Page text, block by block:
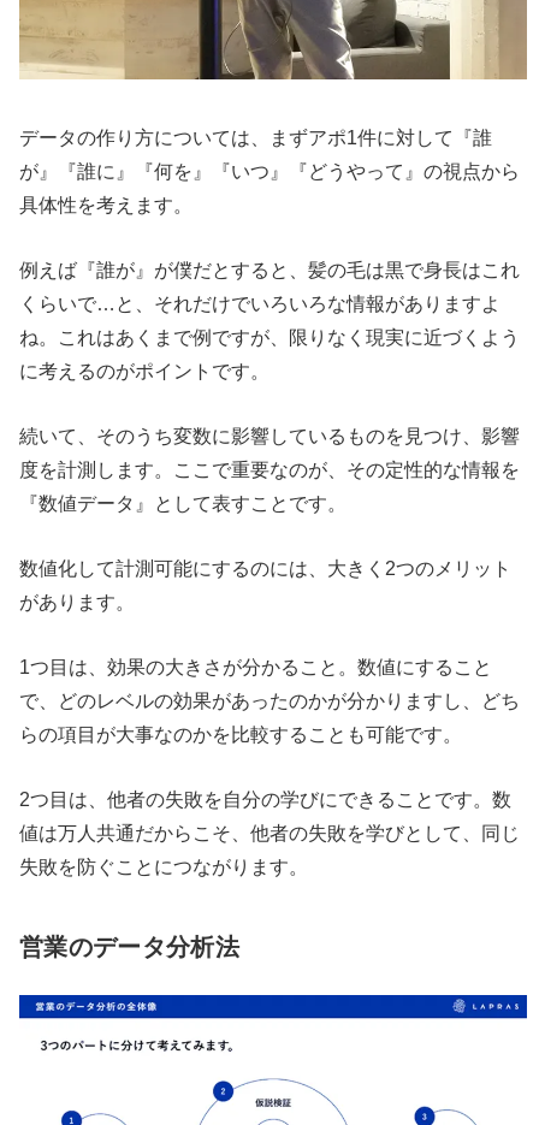
データの作り方については、まずアポ1件に対して『誰
が』『誰に』『何を』『いつ』『どうやって』の視点から
具体性を考えます。
例えば『誰が』が僕だとすると、髪の毛は黒で身長はこれ
くらいで…と、それだけでいろいろな情報がありますよ
ね。これはあくまで例ですが、限りなく現実に近づくよう
に考えるのがポイントです。
続いて、そのうち変数に影響しているものを見つけ、影響
度を計測します。ここで重要なのが、その定性的な情報を
『数値データ』として表すことです。
数値化して計測可能にするのには、大きく2つのメリット
があります。
1つ目は、効果の大きさが分かること。数値にすること
で、どのレベルの効果があったのかが分かりますし、どち
らの項目が大事なのかを比較することも可能です。
2つ目は、他者の失敗を自分の学びにできることです。数
値は万人共通だからこそ、他者の失敗を学びとして、同じ
失敗を防ぐことにつながります。
営業のデータ分析法